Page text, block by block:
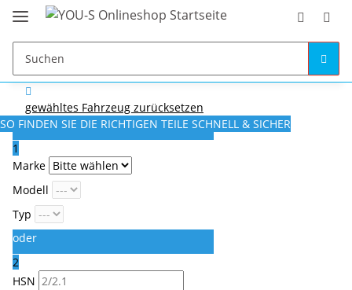
gewähltes Fahrzeug zurücksetzen
SO FINDEN SIE DIE RICHTIGEN TEILE SCHNELL & SICHER
1
Marke
Modell
Typ
oder
2
HSN